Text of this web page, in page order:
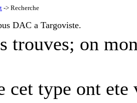
-> Recherche
DAC a Targoviste.
trouves; on
cet type ont